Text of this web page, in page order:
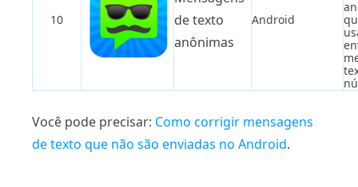
10
de texto
anônimas
Android
Você pode precisar: Como corrigir mensagens
de texto que não são enviadas no Android.